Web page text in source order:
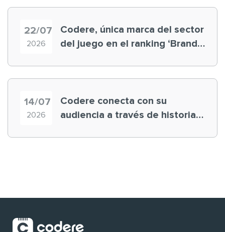
22/07
2026
Codere, única marca del sector
del juego en el ranking ‘Brand
14/07
2026
Codere conecta con su
audiencia a través de historias